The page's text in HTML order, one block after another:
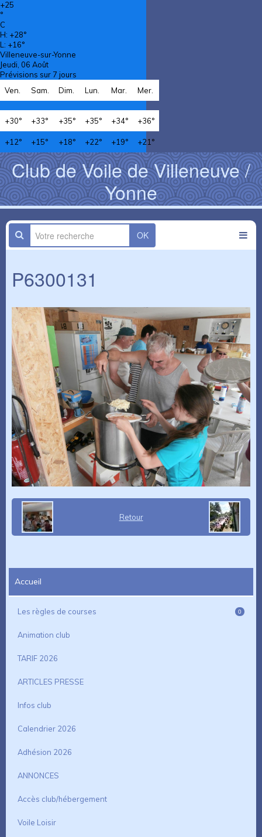
+25
°
C
H: +28°
L: +16°
Villeneuve-sur-Yonne
Jeudi, 06 Août
Prévisions sur 7 jours
Ven.
Sam. Dim. Lun. Mar. Mer.
+30° +33° +35° +35° +34° +36°
+12° +15° +18° +22° +19° +21°
Club de Voile de Villeneuve /
Yonne
OK
P6300131
Retour
Accueil
Les règles de courses 0
Animation club
TARIF 2026
ARTICLES PRESSE
Infos club
Calendrier 2026
Adhésion 2026
ANNONCES
Accès club/hébergement
Voile Loisir